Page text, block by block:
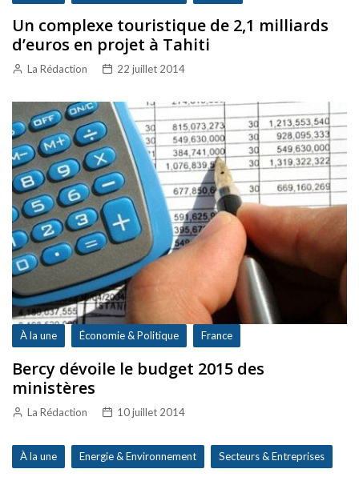
Un complexe touristique de 2,1 milliards
d’euros en projet à Tahiti
La Rédaction 22 juillet 2014
À la une Économie & Politique France
Bercy dévoile le budget 2015 des
ministères
La Rédaction 10 juillet 2014
À la une Energie & Environnement Secteurs & Entreprises